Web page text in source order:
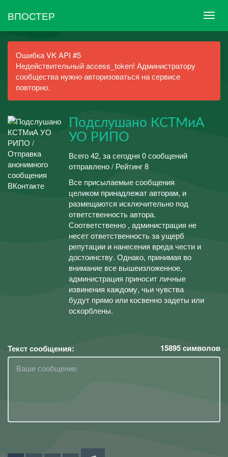
ВПОСТЕР
Ошибка VK API #5
Недействительный access_token! Администратору
сообщества нужно авторизоваться на сервисе
повторно.
Подслушано КСТМиА
УО РИПО
Всего 42, за сегодня 0 сообщений
отправлено / Рейтинг 8
Все присылаемые сообщения
целиком принадлежат авторам, и
размещаются исключительно под
ответственность автора.
Соответственно , администрация не
несет ответственность за ущерб
репутации и нанесения вреда чести и
достоинству. Однако, принимая во
внимание все вышеизложенное,
администрация приносит личные
извинения каждому, чьи чувства
будут прямо или косвенно задеты или
оскорблены.
Текст сообщения: 15895символов